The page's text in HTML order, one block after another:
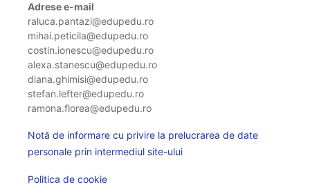
Adrese e-mail
raluca.pantazi@edupedu.ro
mihai.peticila@edupedu.ro
costin.ionescu@edupedu.ro
alexa.stanescu@edupedu.ro
diana.ghimisi@edupedu.ro
stefan.lefter@edupedu.ro
ramona.florea@edupedu.ro
Notă de informare cu privire la prelucrarea de date
personale prin intermediul site-ului
Politica de cookie